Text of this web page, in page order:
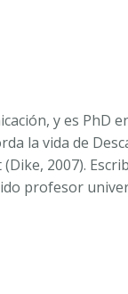
y es PhD
la vida de
(Dike, 2007).
profesor